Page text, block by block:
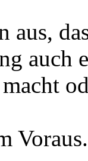
aus,
auch
Voraus.